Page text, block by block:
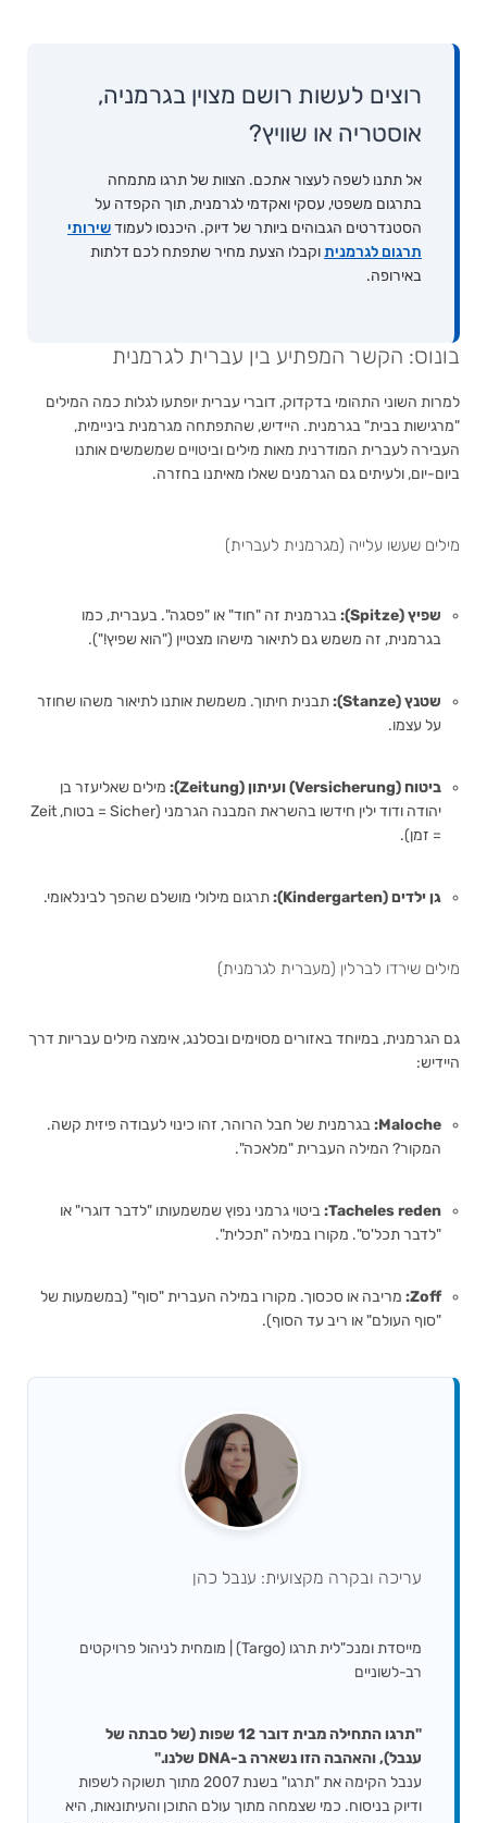
רוצים לעשות רושם מצוין בגרמניה,
אוסטריה או שוויץ?
אל תתנו לשפה לעצור אתכם. הצוות של תרגו מתמחה
בתרגום משפטי, עסקי ואקדמי לגרמנית, תוך הקפדה על
הסטנדרטים הגבוהים ביותר של דיוק. היכנסו לעמודשירותי
תרגום לגרמניתוקבלו הצעת מחיר שתפתח לכם דלתות
באירופה.
בונוס: הקשר המפתיע בין עברית לגרמנית
למרות השוני התהומי בדקדוק, דוברי עברית יופתעו לגלות כמה המילים
"מרגישות בבית" בגרמנית. היידיש, שהתפתחה מגרמנית ביניימית,
העבירה לעברית המודרנית מאות מילים וביטויים שמשמשים אותנו
ביום-יום, ולעיתים גם הגרמנים שאלו מאיתנו בחזרה.
מילים שעשו עלייה (מגרמנית לעברית)
שפיץ (Spitze):
בגרמנית זה "חוד" או "פסגה". בעברית, כמו
בגרמנית, זה משמש גם לתיאור מישהו מצטיין ("הוא שפיץ!").
שטנץ (Stanze):
תבנית חיתוך. משמשת אותנו לתיאור משהו שחוזר
על עצמו.
ביטוח (Versicherung) ועיתון (Zeitung):
מילים שאליעזר בן
יהודה ודוד ילין חידשו בהשראת המבנה הגרמני (Sicher = בטוח, Zeit
= זמן).
גן ילדים (Kindergarten): תרגום מילולי מושלם שהפך לבינלאומי.
מילים שירדו לברלין (מעברית לגרמנית)
גם הגרמנית, במיוחד באזורים מסוימים ובסלנג, אימצה מילים עבריות דרך
היידיש:
Maloche: בגרמנית של חבל הרוהר, זהו כינוי לעבודה פיזית קשה.
המקור? המילה העברית "מלאכה".
Tacheles reden: ביטוי גרמני נפוץ שמשמעותו "לדבר דוגרי" או
"לדבר תכל'ס". מקורו במילה "תכלית".
Zoff: מריבה או סכסוך. מקורו במילה העברית "סוף" (במשמעות של
"סוף העולם" או ריב עד הסוף).
עריכה ובקרה מקצועית: ענבל כהן
מייסדת ומנכ"לית תרגו (Targo) | מומחית לניהול פרויקטים
רב-לשוניים
"תרגו התחילה מבית דובר 12 שפות (של סבתה של
ענבל), והאהבה הזו נשארה ב-DNA שלנו."
ענבל הקימה את "תרגו" בשנת 2007 מתוך תשוקה לשפות
ודיוק בניסוח. כמי שצמחה מתוך עולם התוכן והעיתונאות, היא